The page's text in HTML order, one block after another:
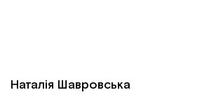
Наталія Шавровська